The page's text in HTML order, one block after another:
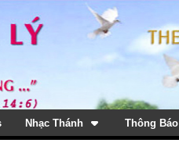
Nhạc Thánh Thông Báo